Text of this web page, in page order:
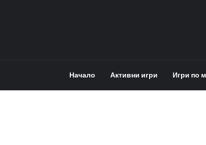
Начало Активни игри Игри по